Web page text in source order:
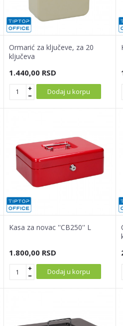
Ormarić za ključeve, za 20
ključeva
1.440,00 RSD
Dodaj u korpu
Kasa za novac ''CB250'' L
1.800,00 RSD
Dodaj u korpu